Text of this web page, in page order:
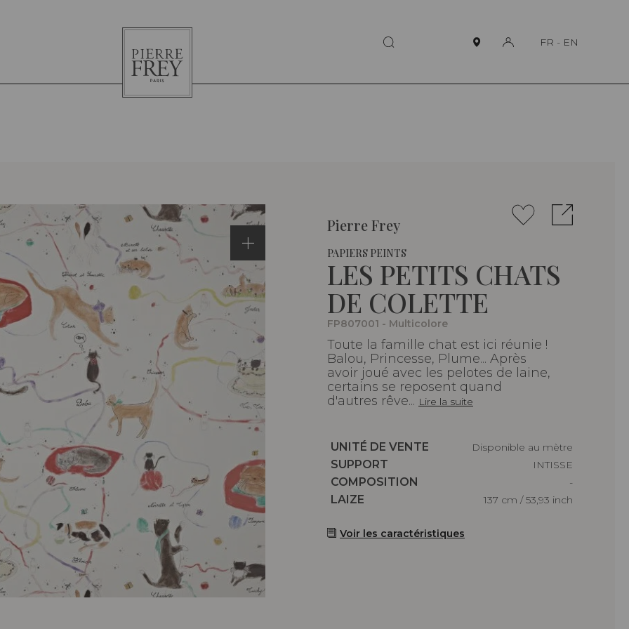
Pierre
Frey
FR - EN
Pierre Frey
PAPIERS PEINTS
LES PETITS CHATS
DE COLETTE
FP807001 - Multicolore
Toute la famille chat est ici réunie !
Balou, Princesse, Plume... Après
avoir joué avec les pelotes de laine,
certains se reposent quand
d'autres rêve... Lire la suite
Caractéristiques
UNITÉ DE VENTE
Disponible au mètre
Caractéristiques
SUPPORT
INTISSE
Caractéristiques
COMPOSITION
-
Caractéristiques
LAIZE 137 cm / 53,93 inch
Voir les caractéristiques